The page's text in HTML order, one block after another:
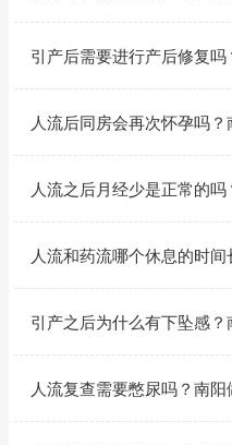
引产后需要进行产后修复
人流后同房会再次怀孕吗
人流之后月经少是正常的
人流和药流哪个休息的时
引产之后为什么有下坠感？
人流复查需要憋尿吗？南阳